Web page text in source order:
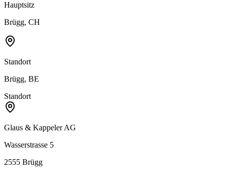
Hauptsitz
Brügg, CH
Standort
Brügg, BE
Standort
Glaus & Kappeler AG
Wasserstrasse 5
2555 Brügg